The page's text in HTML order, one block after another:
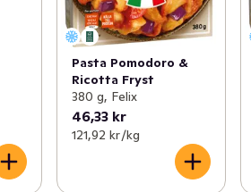
Pasta Pomodoro &
Ricotta Fryst
380 g, Felix
46,33 kr
121,92 kr /kg